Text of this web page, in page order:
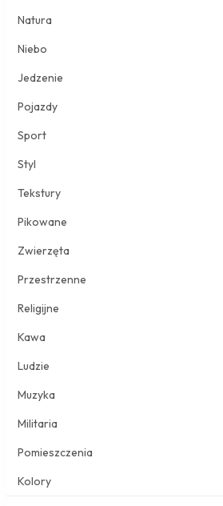
Natura
Niebo
Jedzenie
Pojazdy
Sport
Styl
Tekstury
Pikowane
Zwierzęta
Przestrzenne
Religijne
Kawa
Ludzie
Muzyka
Militaria
Pomieszczenia
Kolory